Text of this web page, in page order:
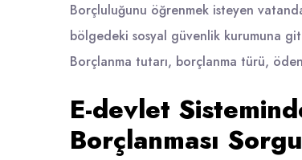
Borçluluğunu öğrenmek isteyen
bölgedeki sosyal güvenlik kurumuna
Borçlanma tutarı, borçlanma türü,
E-devlet
Borçlanması